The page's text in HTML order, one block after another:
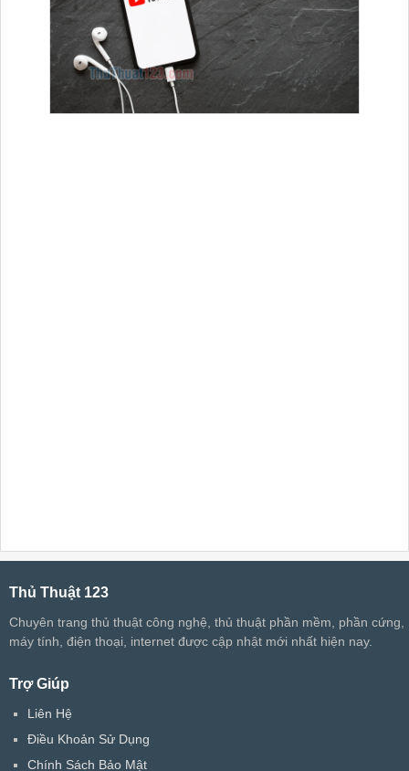
Thủ Thuật 123
Chuyên trang thủ thuật công nghệ, thủ thuật phần mềm, phần cứng,
máy tính, điện thoại, internet được cập nhật mới nhất hiện nay.
Trợ Giúp
Liên Hệ
Điều Khoản Sử Dụng
Chính Sách Bảo Mật